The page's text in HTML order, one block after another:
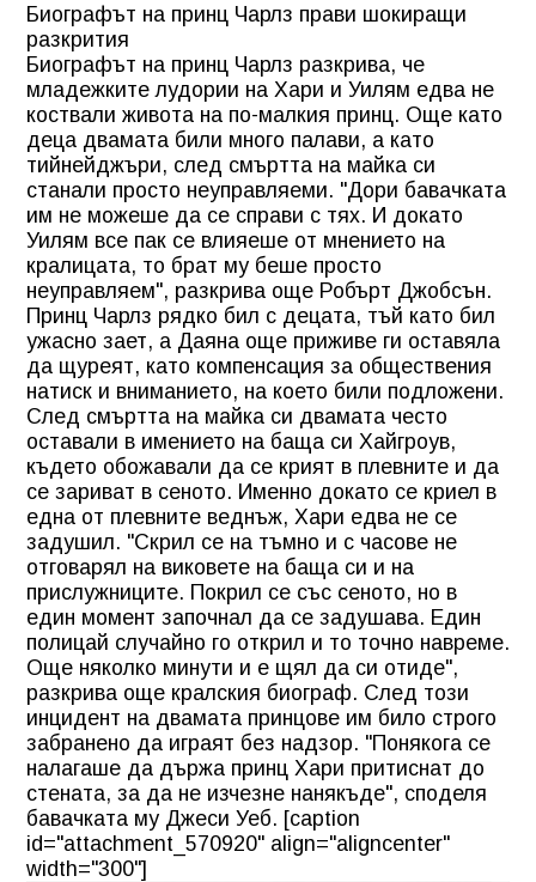
Биографът на принц Чарлз прави шокиращи
разкрития
Биографът на принц Чарлз разкрива, че
младежките лудории на Хари и Уилям едва не
коствали живота на по-малкия принц. Още като
деца двамата били много палави, а като
тийнейджъри, след смъртта на майка си
станали просто неуправляеми. "Дори бавачката
им не можеше да се справи с тях. И докато
Уилям все пак се влияеше от мнението на
кралицата, то брат му беше просто
неуправляем", разкрива още Робърт Джобсън.
Принц Чарлз рядко бил с децата, тъй като бил
ужасно зает, а Даяна още приживе ги оставяла
да щуреят, като компенсация за обществения
натиск и вниманието, на което били подложени.
След смъртта на майка си двамата често
оставали в имението на баща си Хайгроув,
където обожавали да се крият в плевните и да
се зариват в сеното. Именно докато се криел в
една от плевните веднъж, Хари едва не се
задушил. "Скрил се на тъмно и с часове не
отговарял на виковете на баща си и на
прислужниците. Покрил се със сеното, но в
един момент започнал да се задушава. Един
полицай случайно го открил и то точно навреме.
Още няколко минути и е щял да си отиде",
разкрива още кралския биограф. След този
инцидент на двамата принцове им било строго
забранено да играят без надзор. "Понякога се
налагаше да държа принц Хари притиснат до
стената, за да не изчезне нанякъде", споделя
бавачката му Джеси Уеб. [caption
id="attachment_570920" align="aligncenter"
width="300"]